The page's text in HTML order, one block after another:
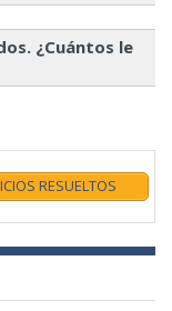
¿Cuántos le
RESUELTOS